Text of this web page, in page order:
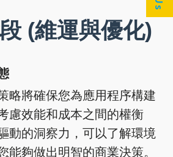
(維運與優化)
略將確保您為應用程序構建
慮效能和成本之間的權衡
動的洞察力，可以了解環境
能夠做出明智的商業決策。